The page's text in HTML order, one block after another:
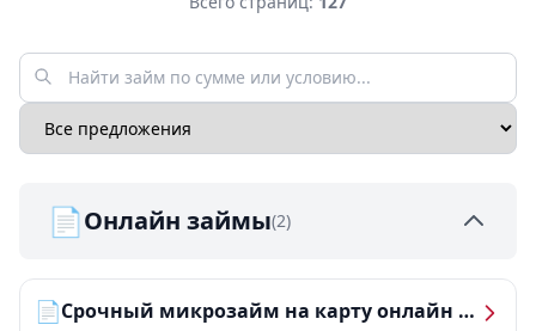
📄Онлайн займы(2)
📄 Срочный микрозайм на карту онлайн — получить деньги за 5 минут